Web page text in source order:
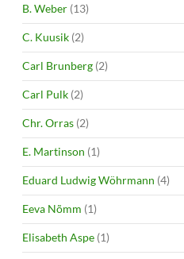
B. Weber (13)
C. Kuusik (2)
Carl Brunberg (2)
Carl Pulk (2)
Chr. Orras (2)
E. Martinson (1)
Eduard Ludwig Wöhrmann (4)
Eeva Nõmm (1)
Elisabeth Aspe (1)